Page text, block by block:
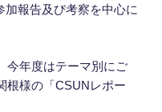
加報告及び考察を中心に
今年度はテーマ別にご
根様の「CSUNレポー